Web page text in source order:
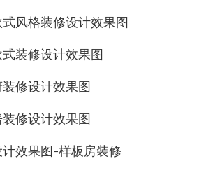
风格装修设计效果图
装修设计效果图
修设计效果图
修设计效果图
效果图-样板房装修